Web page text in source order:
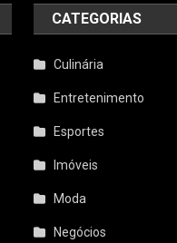
CATEGORIAS
Culinária
Entretenimento
Esportes
Imóveis
Moda
Negócios